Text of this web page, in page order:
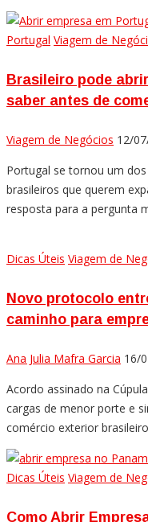
Portugal Viagem de
Brasileiro pode
saber antes de
Viagem de Negócios 12/
Portugal se tornou um
brasileiros que querem
resposta para a pergunta
Dicas Úteis Viagem de
Novo protocolo
caminho para
Ana Julia Mafra Garcia 16/
Acordo assinado na
cargas de menor porte e
comércio exterior brasileiro
Dicas Úteis Viagem de
Como Abrir